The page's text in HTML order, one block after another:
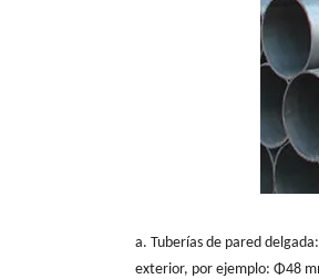
a. Tuberías de pared
exterior, por ejemplo: Φ48